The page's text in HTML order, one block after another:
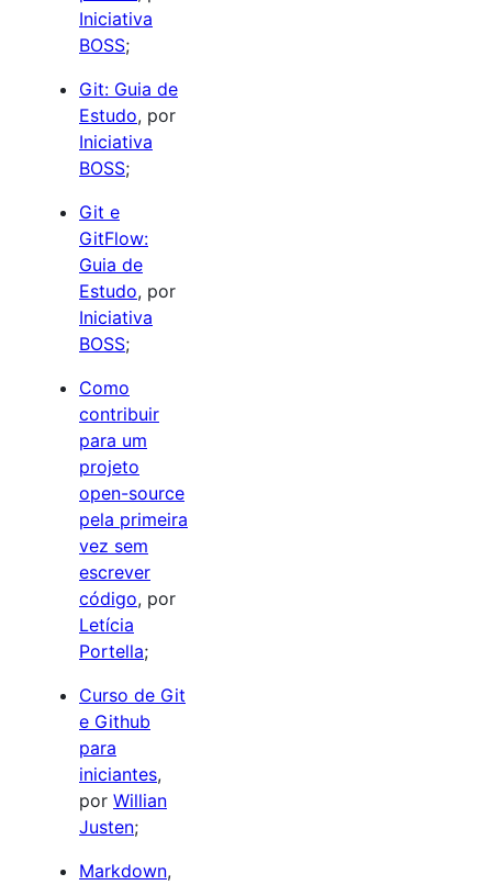
Iniciativa
BOSS;
Git: Guia de
Estudo, por
Iniciativa
BOSS;
Git e
GitFlow:
Guia de
Estudo, por
Iniciativa
BOSS;
Como
contribuir
para um
projeto
open-source
pela primeira
vez sem
escrever
código, por
Letícia
Portella;
Curso de Git
e Github
para
iniciantes,
por Willian
Justen;
Markdown,